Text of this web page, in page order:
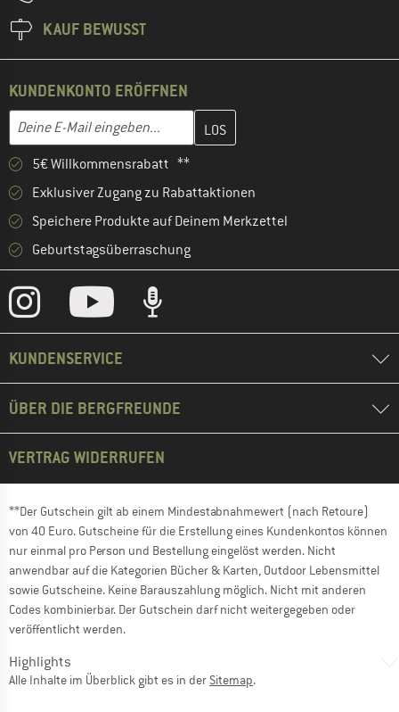
KAUF BEWUSST
KUNDENKONTO ERÖFFNEN
E-Mail-Adresse
Gib hier deine E-Mail-Adresse ein und erstelle im nächsten
5€ Willkommensrabatt **
Exklusiver Zugang zu Rabattaktionen
Speichere Produkte auf Deinem Merkzettel
Geburtstagsüberraschung
KUNDENSERVICE
ÜBER DIE BERGFREUNDE
VERTRAG WIDERRUFEN
**Der Gutschein gilt ab einem Mindestabnahmewert (nach Retoure)
von 40 Euro. Gutscheine für die Erstellung eines Kundenkontos können
nur einmal pro Person und Bestellung eingelöst werden. Nicht
anwendbar auf die Kategorien Bücher & Karten, Outdoor Lebensmittel
sowie Gutscheine. Keine Barauszahlung möglich. Nicht mit anderen
Codes kombinierbar. Der Gutschein darf nicht weitergegeben oder
veröffentlicht werden.
Highlights
Alle Inhalte im Überblick gibt es in der Sitemap.